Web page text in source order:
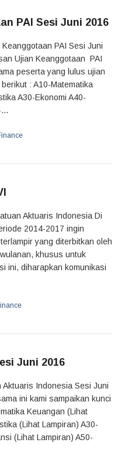
PAI Sesi Juni 2016
PAI Sesi Juni
Ujian Keanggotaan PAI
peserta yang lulus ujian
: A10-Matematika
A30-Ekonomi A40-
Aktuaris Indonesia Di
2014-2017 ingin
yang diterbitkan oleh
khusus untuk
ini, diharapkan komunikasi
Juni 2016
Indonesia Sesi Juni
ini kami sampaikan kunci
Keuangan (Lihat
(Lihat Lampiran) A30-
(Lihat Lampiran) A50-